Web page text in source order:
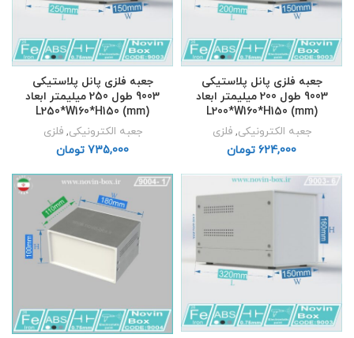
جعبه فلزی پانل پلاستیکی
9003 طول 200 میلیمتر ابعاد
L200*W160*H150 (mm)
جعبه الکترونیکی,فلزی
تومان
جعبه فلزی پانل پلاستیکی
9003 طول 250 میلیمتر ابعاد
L250*W160*H150 (mm)
جعبه الکترونیکی,فلزی
تومان